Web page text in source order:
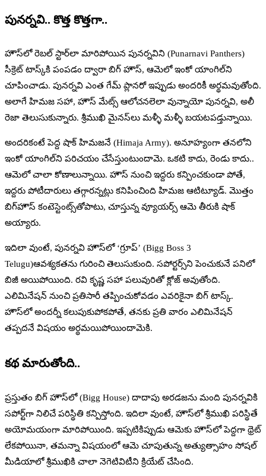
పునర్నవి.. కొత్త కొత్తగా..
హౌస్‌లో రెబల్‌ స్టార్‌లా మారిపోయిన పునర్నవిని (Punarnavi Panthers)
సీక్రెట్‌ టాస్క్‌కి పంపడం ద్వారా బిగ్‌ హౌస్‌, ఆమెలో ఇంకో యాంగిల్‌ని
చూపించాడు. పునర్నవి ఎంత గేమ్‌ ప్లానరో ఇప్పుడు అందరికీ అర్థమవుతోంది.
అలాగే హిమజ సహా, హౌస్‌ మేట్స్‌ ఆలోచనలెలా వున్నాయో పునర్నవి, అలీ
రెజా తెలుసుకున్నారు. శ్రీముఖి మైనస్‌లు మళ్ళీ మళ్ళీ బయటపడ్తున్నాయి.
అందరికంటే పెద్ద షాక్‌ హిమజనే (Himaja Army). అనూహ్యంగా తనలోని
ఇంకో యాంగిల్‌ని పరిచయం చేసేస్తుంటుందామె. ఒకటి కాదు, రెండు కాదు..
ఆమెలో చాలా కోణాలున్నాయి. హౌస్‌ నుంచి ఇద్దరు కన్పించకుండా పోతే,
ఇద్దరు పోటీదారులు తగ్గారన్నట్లు కనిపించింది హిమజ ఆటిట్యూడ్‌. మొత్తం
బిగ్‌హౌస్‌ కంటెస్టెంట్స్‌తోపాటు, చూస్తున్న వ్యూయర్స్‌ ఆమె తీరుకి షాక్‌
అయ్యారు.
ఇదిలా వుంటే, పునర్నవి హౌస్‌లో ‘గ్రూప్‌’ (Bigg Boss 3
Telugu)ఆవశ్యకతను గురించి తెలుసుకుంది. సపోర్టర్స్‌ని పెంచుకునే పనిలో
బిజీ అయిపోయింది. రవి కృష్ణ సహా పలువురితో క్లోజ్‌ అవుతోంది.
ఎలిమినేషన్‌ నుంచి ప్రతిసారీ తప్పించుకోవడం ఎవరికైనా బిగ్‌ టాస్క్‌.
హౌస్‌లో అందర్నీ కలుపుకుపోకపోతే, తనకు ప్రతి వారం ఎలిమినేషన్‌
తప్పదనే విషయం అర్థమయిపోయిందామెకి.
కథ మారుతోంది..
ప్రస్తుతం బిగ్‌ హౌస్‌లో (Bigg House) దాదాపు అరడజను మంది పునర్నవికి
సపోర్ట్‌గా నిలిచే పరిస్థితి కన్పిస్తోంది. ఇదిలా వుంటే, హౌస్‌లో శ్రీముఖి పరిస్థితే
అయోమయంగా మారిపోయింది. ఇప్పటికిప్పుడు ఆమెకు హౌస్‌లో పెద్దగా థ్రెట్‌
లేకపోయినా, తమన్నా విషయంలో ఆమె చూపుతున్న అత్యుత్సాహం సోషల్‌
మీడియాలో శ్రీముఖికి చాలా నెగెటివిటీని క్రియేట్‌ చేసింది.